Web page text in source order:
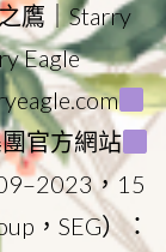
鷹｜Starry
Eagle
官方網站
，15
，SEG）：